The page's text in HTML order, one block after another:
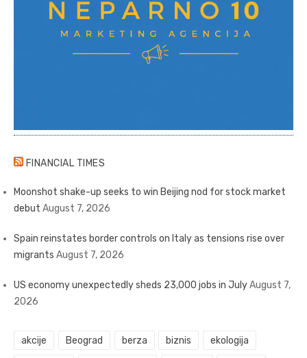
FINANCIAL TIMES
Moonshot shake-up seeks to win Beijing nod for stock market
debut August 7, 2026
Spain reinstates border controls on Italy as tensions rise over
migrants August 7, 2026
US economy unexpectedly sheds 23,000 jobs in JulyAugust 7,
2026
akcije Beograd berza biznis ekologija